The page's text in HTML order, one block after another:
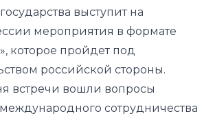
выступит на
мероприятия в формате
которое пройдет под
российской стороны.
встречи вошли вопросы
сотрудничества